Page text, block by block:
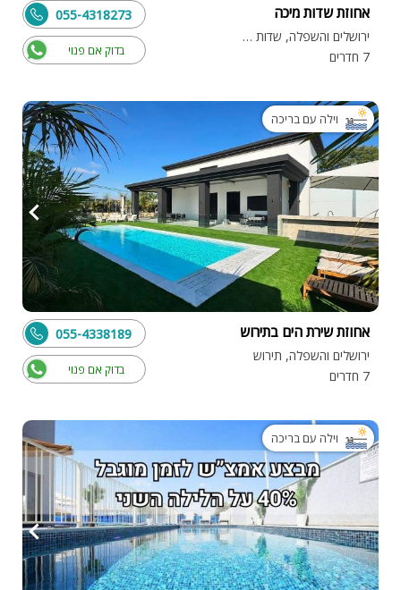
אחוזת שדות מיכה
ירושלים והשפלה, שדות מיכה
7 חדרים
בדוק אם פנוי
055-4318273
וילה עם בריכה
אחוזת שירת הים בתירוש
ירושלים והשפלה, תירוש
7 חדרים
בדוק אם פנוי
055-4338189
וילה עם בריכה